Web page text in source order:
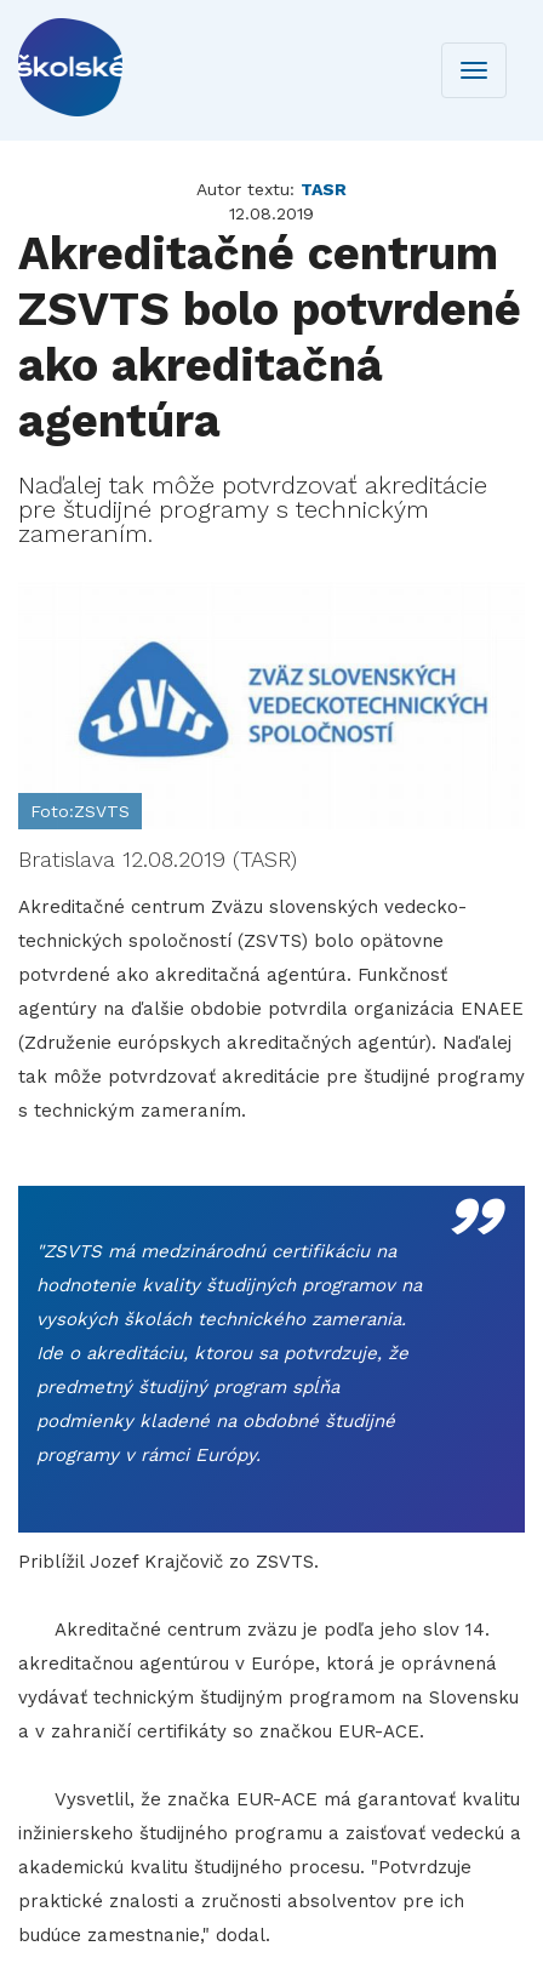
Toggle
Autor textu: TASR
12.08.2019
Akreditačné centrum
ZSVTS bolo potvrdené
ako akreditačná
agentúra
Naďalej tak môže potvrdzovať akreditácie
pre študijné programy s technickým
zameraním.
Foto:ZSVTS
Bratislava 12.08.2019 (TASR)
Akreditačné centrum Zväzu slovenských vedecko-
technických spoločností (ZSVTS) bolo opätovne
potvrdené ako akreditačná agentúra. Funkčnosť
agentúry na ďalšie obdobie potvrdila organizácia ENAEE
(Združenie európskych akreditačných agentúr). Naďalej
tak môže potvrdzovať akreditácie pre študijné programy
s technickým zameraním.
„
"ZSVTS má medzinárodnú certifikáciu na
hodnotenie kvality študijných programov na
vysokých školách technického zamerania.
Ide o akreditáciu, ktorou sa potvrdzuje, že
predmetný študijný program spĺňa
podmienky kladené na obdobné študijné
programy v rámci Európy.
Priblížil Jozef Krajčovič zo ZSVTS.
Akreditačné centrum zväzu je podľa jeho slov 14.
akreditačnou agentúrou v Európe, ktorá je oprávnená
vydávať technickým študijným programom na Slovensku
a v zahraničí certifikáty so značkou EUR-ACE.
Vysvetlil, že značka EUR-ACE má garantovať kvalitu
inžinierskeho študijného programu a zaisťovať vedeckú a
akademickú kvalitu študijného procesu. "Potvrdzuje
praktické znalosti a zručnosti absolventov pre ich
budúce zamestnanie," dodal.